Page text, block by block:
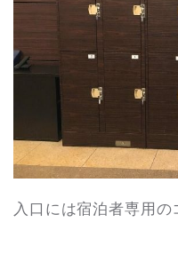
入口には宿泊者専用の